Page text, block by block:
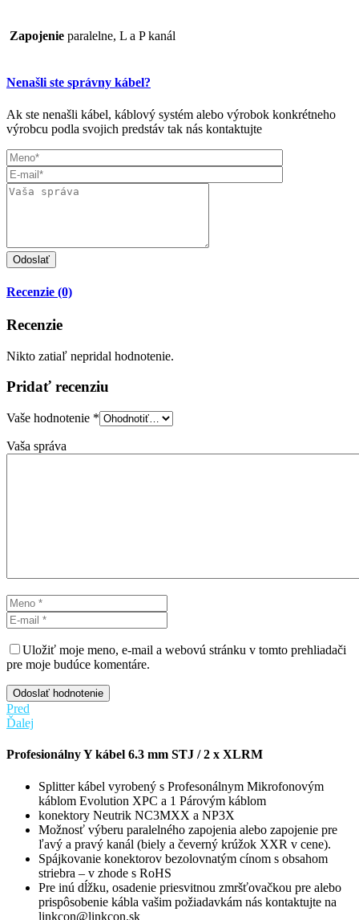
Zapojenie paralelne, L a P kanál
Nenašli ste správny kábel?
Ak ste nenašli kábel, káblový systém alebo výrobok konkrétneho
výrobcu podla svojich predstáv tak nás kontaktujte
Recenzie (0)
Recenzie
Nikto zatiaľ nepridal hodnotenie.
Pridať recenziu
Vaše hodnotenie *
Vaša správa
Uložiť moje meno, e-mail a webovú stránku v tomto prehliadači
pre moje budúce komentáre.
Odoslať hodnotenie
Pred
Ďalej
Profesionálny Y kábel 6.3 mm STJ / 2 x XLRM
Splitter kábel vyrobený s Profesonálnym Mikrofonovým
káblom Evolution XPC a 1 Párovým káblom
konektory Neutrik NC3MXX a NP3X
Možnosť výberu paralelného zapojenia alebo zapojenie pre
ľavý a pravý kanál (biely a čeverný krúžok XXR v cene).
Spájkovanie konektorov bezolovnatým cínom s obsahom
striebra – v zhode s RoHS
Pre inú dĺžku, osadenie priesvitnou zmršťovačkou pre alebo
prispôsobenie kábla vašim požiadavkám nás kontaktujte na
linkcon@linkcon.sk